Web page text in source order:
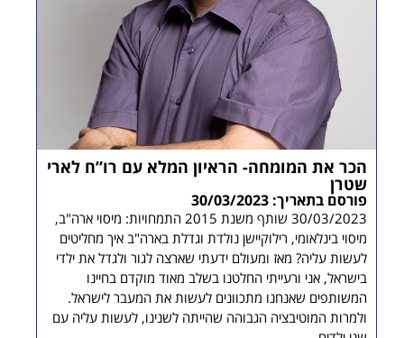
הכר את המומחה- הראיון המלא עם רו”ח לארי
שטרן
פורסם בתאריך: 30/03/2023
30/03/2023 שותף משנת 2015 התמחויות: מיסוי ארה"ב,
מיסוי בינלאומי, רילוקיישן נולדת וגדלת בארה"ב איך מחליטים
לעשות עליה? מאז ומעולם ידעתי שארצה לגור ולגדל את ילדי
בישראל, אני ורעייתי החלטנו בשלב מאוד מוקדם בחיינו
המשותפים שאנחנו מתכוונים לעשות את המעבר לישראל.
ולמרות המוטיבציה הגבוהה שהייתה לשנינו, לעשות עליה עם